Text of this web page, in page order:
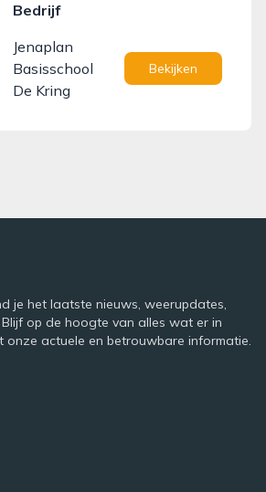
Bedrijf
Jenaplan
Basisschool
De Kring
Bekijken
je het laatste nieuws, weerupdates,
op de hoogte van alles wat er in
onze actuele en betrouwbare informatie.